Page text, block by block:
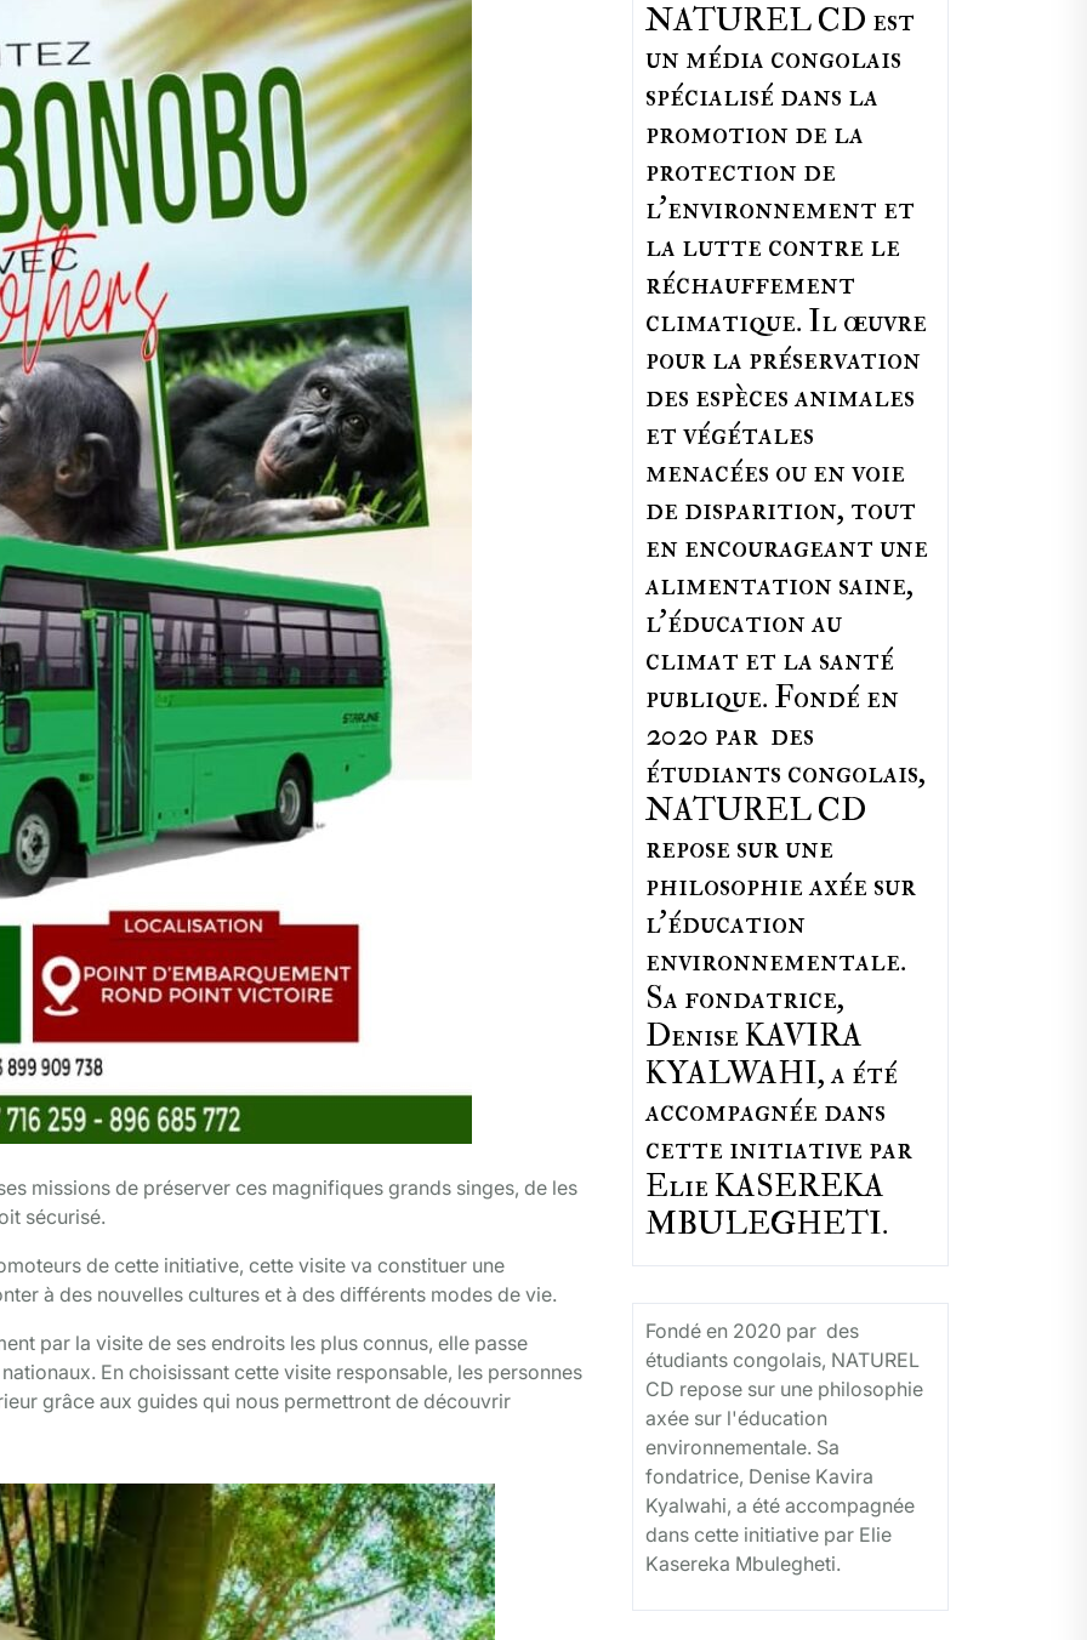
missions de préserver ces magnifiques grands singes, de les
sécurisé.
de cette initiative, cette visite va constituer une
à des nouvelles cultures et à des différents modes de vie.
par la visite de ses endroits les plus connus, elle passe
En choisissant cette visite responsable, les personnes
grâce aux guides qui nous permettront de découvrir
NATUREL CD est
un média congolais
spécialisé dans la
promotion de la
protection de
l’environnement et
la lutte contre le
réchauffement
climatique. Il œuvre
pour la préservation
des espèces animales
et végétales
menacées ou en voie
de disparition, tout
en encourageant une
alimentation saine,
l'éducation au
climat et la santé
publique. Fondé en
2020 par des
étudiants congolais,
NATUREL CD
repose sur une
philosophie axée sur
l'éducation
environnementale.
Sa fondatrice,
Denise KAVIRA
KYALWAHI, a été
accompagnée dans
cette initiative par
Elie KASEREKA
MBULEGHETI.
Fondé en 2020 par des
étudiants congolais, NATUREL
CD repose sur une philosophie
axée sur l'éducation
environnementale. Sa
fondatrice, Denise Kavira
Kyalwahi, a été accompagnée
dans cette initiative par Elie
Kasereka Mbulegheti.